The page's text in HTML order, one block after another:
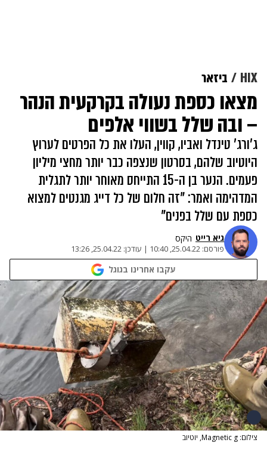
HIX ביזאר
מצאו כספת נעולה בקרקעית הנהר
– ובה שלל בשווי אלפים
ג'ורג' טינדל ואביו, קווין, העלו את כל הפרטים לערוץ
היוטיוב שלהם, בסרטון שנצפה כבר יותר מחצי מיליון
פעמים. הנער בן ה-15 התייחס מאוחר יותר לתגלית
המדהימה ואמר: "זה חלום של כל דייג מגנטים למצוא
כספת עם שלל בפנים"
גיא רייט היקס
פורסם: 25.04.22, 10:40
| עודכן: 25.04.22, 13:26
עקבו אחרינו בגוגל
צילום: Magnetic g, יוטיוב